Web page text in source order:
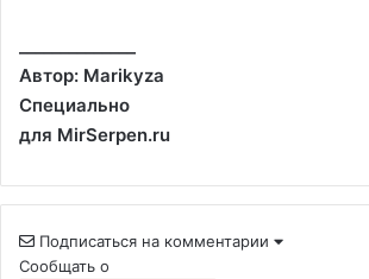
Автор: Marikyza
Специально
для MirSerpen.ru
Подписаться на комментарии
Сообщать о